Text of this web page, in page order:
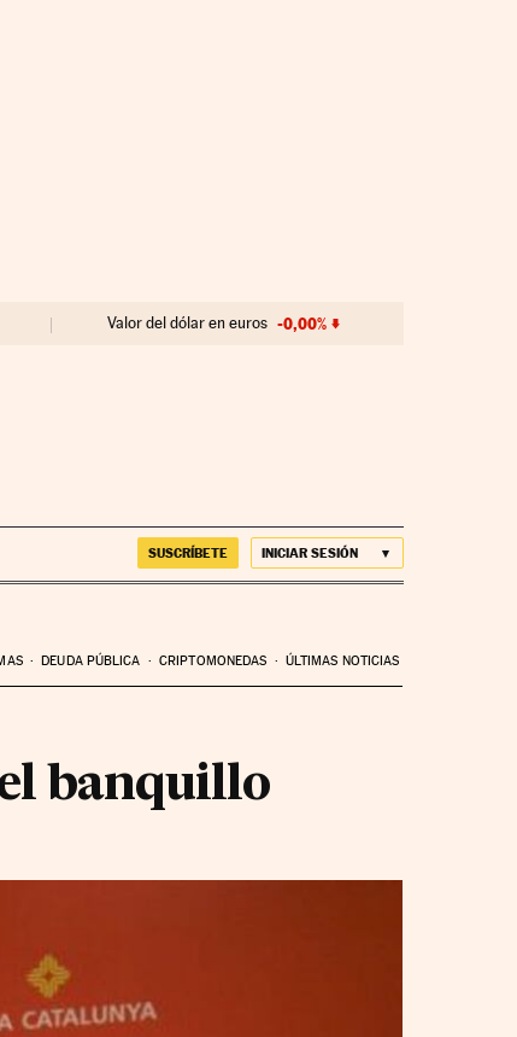
Valor del dólar en euros -0,00%
SUSCRÍBETE INICIAR SESIÓN
DEUDA PÚBLICA CRIPTOMONEDAS ÚLTIMAS NOTICIAS
banquillo